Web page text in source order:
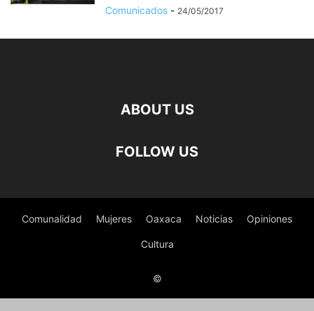
Comunicados - 24/05/2017
ABOUT US
FOLLOW US
Comunalidad Mujeres Oaxaca Noticias Opiniones
Cultura
©